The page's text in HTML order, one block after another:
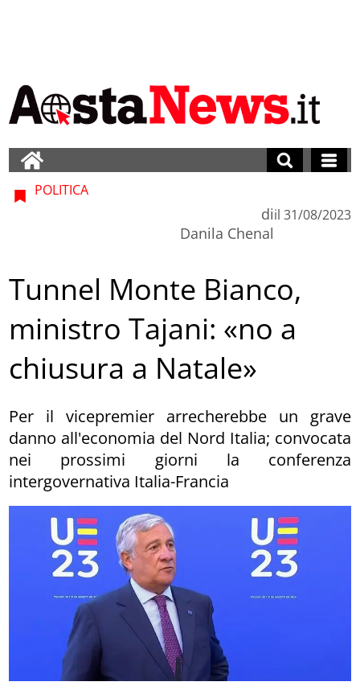
POLITICA
di
Danila Chenal
il 31/08/2023
Tunnel Monte Bianco,
ministro Tajani: «no a
chiusura a Natale»
Per il vicepremier arrecherebbe un grave
danno all'economia del Nord Italia; convocata
nei prossimi giorni la conferenza
intergovernativa Italia-Francia